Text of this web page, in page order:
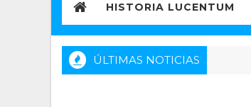
HISTORIA LUCENTUM
ÚLTIMAS NOTICIAS